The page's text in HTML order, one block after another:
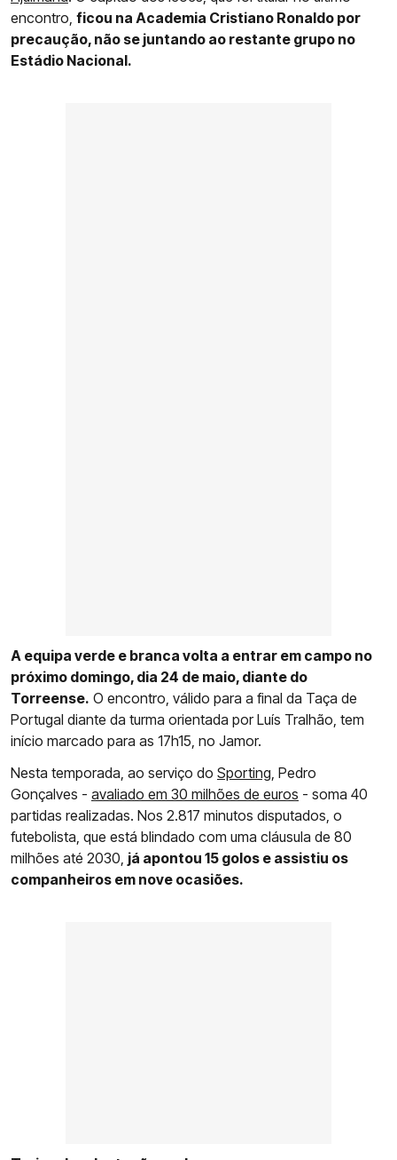
encontro, ficou na Academia Cristiano Ronaldo por
precaução, não se juntando ao restante grupo no
Estádio Nacional.
A equipa verde e branca volta a entrar em campo no
próximo domingo, dia 24 de maio, diante do
Torreense. O encontro, válido para a final da Taça de
Portugal diante da turma orientada por Luís Tralhão, tem
início marcado para as 17h15, no Jamor.
Nesta temporada, ao serviço do Sporting, Pedro
Gonçalves - avaliado em 30 milhões de euros - soma 40
partidas realizadas. Nos 2.817 minutos disputados, o
futebolista, que está blindado com uma cláusula de 80
milhões até 2030, já apontou 15 golos e assistiu os
companheiros em nove ocasiões.